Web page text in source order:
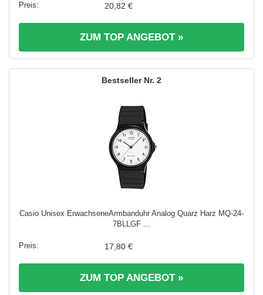
20,82 €
ZUM TOP ANGEBOT »
2
Casio Unisex ErwachseneArmbanduhr Analog Quarz Harz MQ-24-
7BLLGF ...
17,80 €
ZUM TOP ANGEBOT »